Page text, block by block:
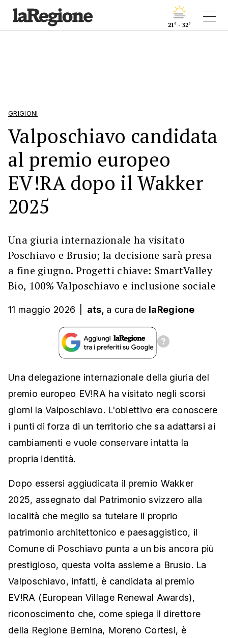
21° - 32°
GRIGIONI
Valposchiavo candidata
al premio europeo
EV!RA dopo il Wakker
2025
Una giuria internazionale ha visitato
Poschiavo e Brusio; la decisione sarà presa
a fine giugno. Progetti chiave: SmartValley
Bio, 100% Valposchiavo e inclusione sociale
11 maggio 2026 ats, a cura de laRegione
Una delegazione internazionale della giuria del
premio europeo EV!RA ha visitato negli scorsi
giorni la Valposchiavo. L'obiettivo era conoscere
i punti di forza di un territorio che sa adattarsi ai
cambiamenti e vuole conservare intatta la
propria identità.
Dopo essersi aggiudicata il premio Wakker
2025, assegnato dal Patrimonio svizzero alla
località che meglio sa tutelare il proprio
patrimonio architettonico e paesaggistico, il
Comune di Poschiavo punta a un bis ancora più
prestigioso, questa volta assieme a Brusio. La
Valposchiavo, infatti, è candidata al premio
EV!RA (European Village Renewal Awards),
riconoscimento che, come spiega il direttore
della Regione Bernina, Moreno Cortesi, è